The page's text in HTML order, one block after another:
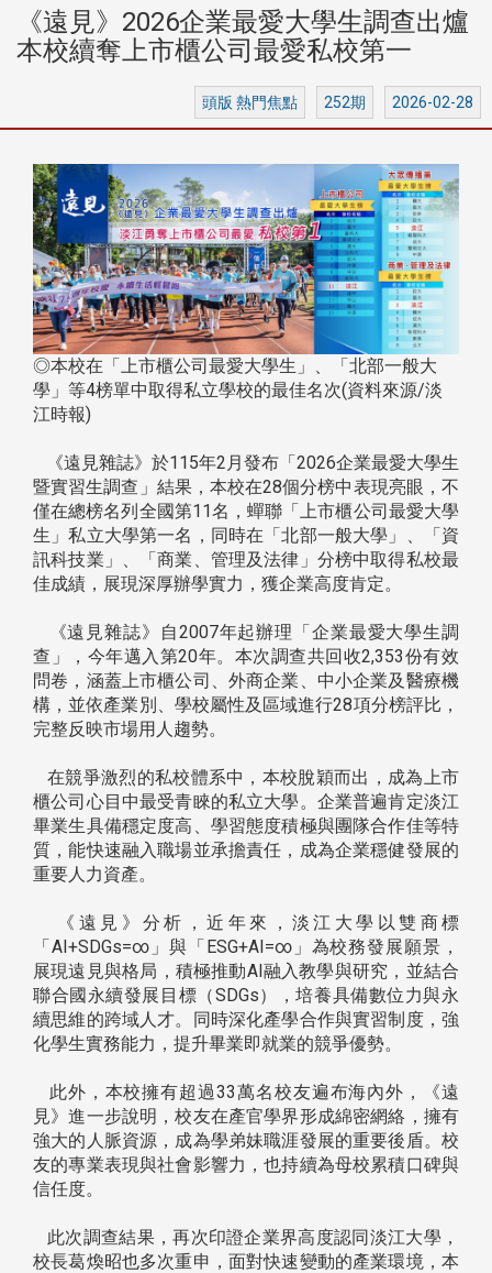
《遠見》2026企業最愛大學生調查出爐
本校續奪上市櫃公司最愛私校第一
頭版 熱門焦點 252期 2026-02-28
◎本校在「上市櫃公司最愛大學生」、「北部一般大
學」等4榜單中取得私立學校的最佳名次(資料來源/淡
江時報)
《遠見雜誌》於115年2月發布「2026企業最愛大學生
暨實習生調查」結果，本校在28個分榜中表現亮眼，不
僅在總榜名列全國第11名，蟬聯「上市櫃公司最愛大學
生」私立大學第一名，同時在「北部一般大學」、「資
訊科技業」、「商業、管理及法律」分榜中取得私校最
佳成績，展現深厚辦學實力，獲企業高度肯定。
《遠見雜誌》自2007年起辦理「企業最愛大學生調
查」，今年邁入第20年。本次調查共回收2,353份有效
問卷，涵蓋上市櫃公司、外商企業、中小企業及醫療機
構，並依產業別、學校屬性及區域進行28項分榜評比，
完整反映市場用人趨勢。
在競爭激烈的私校體系中，本校脫穎而出，成為上市
櫃公司心目中最受青睞的私立大學。企業普遍肯定淡江
畢業生具備穩定度高、學習態度積極與團隊合作佳等特
質，能快速融入職場並承擔責任，成為企業穩健發展的
重要人力資產。
《遠見》分析，近年來，淡江大學以雙商標
「AI+SDGs=∞」與「ESG+AI=∞」為校務發展願景，
展現遠見與格局，積極推動AI融入教學與研究，並結合
聯合國永續發展目標（SDGs），培養具備數位力與永
續思維的跨域人才。同時深化產學合作與實習制度，強
化學生實務能力，提升畢業即就業的競爭優勢。
此外，本校擁有超過33萬名校友遍布海內外，《遠
見》進一步說明，校友在產官學界形成綿密網絡，擁有
強大的人脈資源，成為學弟妹職涯發展的重要後盾。校
友的專業表現與社會影響力，也持續為母校累積口碑與
信任度。
此次調查結果，再次印證企業界高度認同淡江大學，
校長葛煥昭也多次重申，面對快速變動的產業環境，本